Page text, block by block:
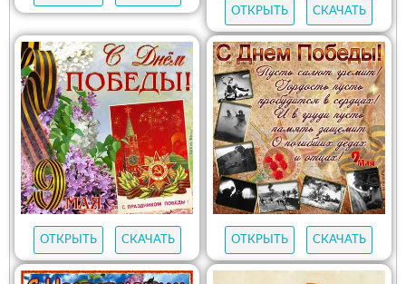
ОТКРЫТЬ
СКАЧАТЬ
ОТКРЫТЬ СКАЧАТЬ ОТКРЫТЬ СКАЧАТЬ